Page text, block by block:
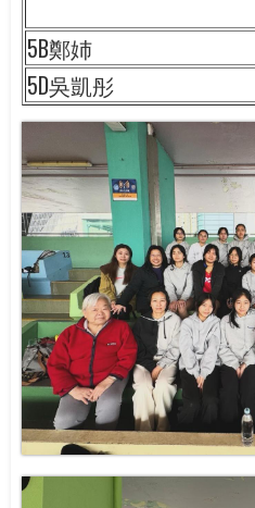
5B鄭姉
5D吳凱彤